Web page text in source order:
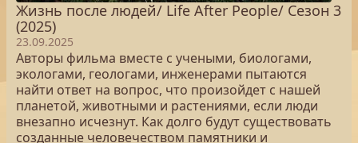
Жизнь после людей/ Life After People/ Сезон 3
(2025)
23.09.2025
Авторы фильма вместе с учеными, биологами,
экологами, геологами, инженерами пытаются
найти ответ на вопрос, что произойдет с нашей
планетой, животными и растениями, если люди
внезапно исчезнут. Как долго будут существовать
созданные человечеством памятники и